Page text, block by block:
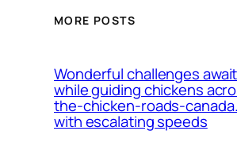
MORE POSTS
Wonderful challenges await
while guiding chickens
the-chicken-roads-
with escalating speeds